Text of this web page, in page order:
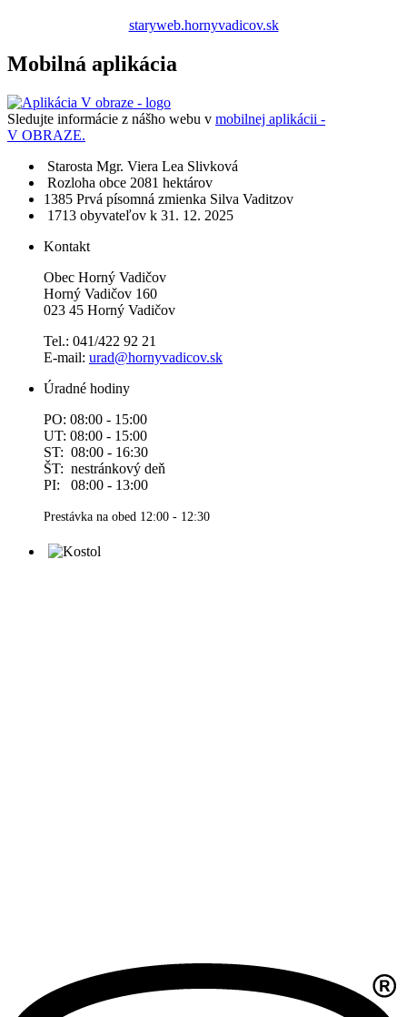
staryweb.hornyvadicov.sk
Mobilná aplikácia
Sledujte informácie z nášho webu v mobilnej aplikácii -
V OBRAZE.
Starosta Mgr. Viera Lea Slivková
Rozloha obce 2081 hektárov
1385​ Prvá písomná zmienka Silva Vaditzov
1713 obyvateľov k 31. 12. 2025
Kontakt
Obec Horný Vadičov
Horný Vadičov 160
023 45 Horný Vadičov
Tel.: 041/422 92 21
E-mail: urad@hornyvadicov.sk
Úradné hodiny
PO: 08:00 - 15:00
UT: 08:00 - 15:00
ST: 08:00 - 16:30
ŠT: nestránkový deň
PI: 08:00 - 13:00
Prestávka na obed 12:00 - 12:30